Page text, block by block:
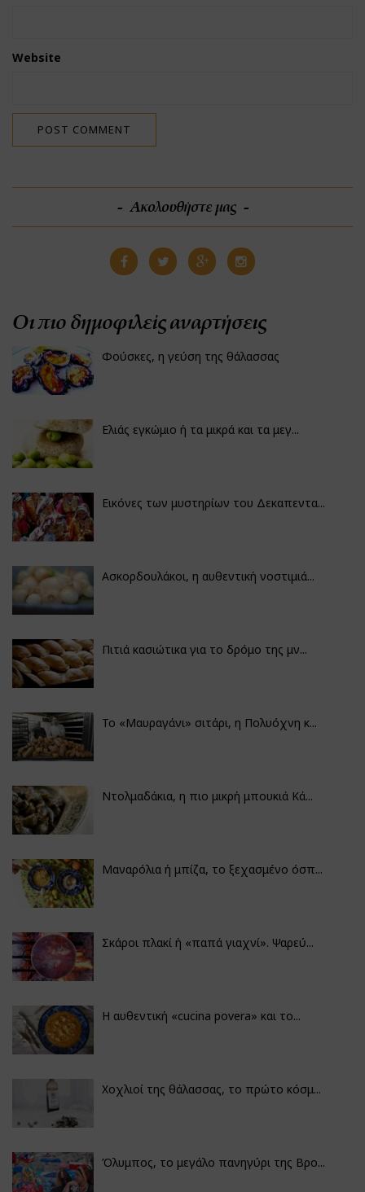
Website
Ακολουθήστε μας
Οι πιο δημοφιλείς αναρτήσεις
Φούσκες, η γεύση της θάλασσας
Ελιάς εγκώμιο ή τα μικρά και τα μεγ...
Εικόνες των μυστηρίων του Δεκαπεντα...
Ασκορδουλάκοι, η αυθεντική νοστιμιά...
Πιτιά κασιώτικα για το δρόμο της μν...
Το «Μαυραγάνι» σιτάρι, η Πολυόχνη κ...
Ντολμαδάκια, η πιο μικρή μπουκιά Κά...
Μαναρόλια ή μπίζα, το ξεχασμένο όσπ...
Σκάροι πλακί ή «παπά γιαχνί». Ψαρεύ...
Η αυθεντική «cucina povera» και το...
Χοχλιοί της θάλασσας, το πρώτο κόσμ...
Όλυμπος, το μεγάλο πανηγύρι της Βρο...